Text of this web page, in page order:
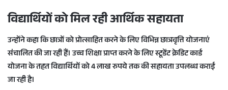
विद्यार्थियों को मिल रही आर्थिक सहायता
उन्होंने कहा कि छात्रों को प्रोत्साहित करने के लिए विभिन्न छात्रवृत्ति योजनाएं
संचालित की जा रही हैं। उच्च शिक्षा प्राप्त करने के लिएस्टूडेंट क्रेडिट कार्ड
योजनाके तहत विद्यार्थियों को4 लाख रुपये तक की सहायताउपलब्ध कराई
जा रही है।